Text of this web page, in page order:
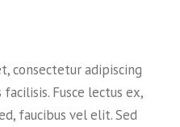
consectetur adipiscing
Fusce lectus ex,
faucibus vel elit. Sed